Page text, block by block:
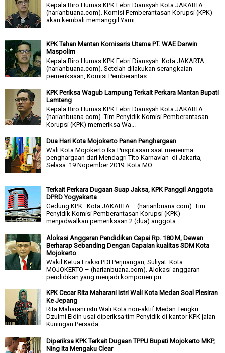
Kepala Biro Humas KPK Febri Diansyah Kota JAKARTA –
(harianbuana.com). Komisi Pemberantasan Korupsi (KPK)
akan kembali memanggil Yami...
KPK Tahan Mantan Komisaris Utama PT. WAE Darwin
Maspolim
Kepala Biro Humas KPK Febri Diansyah. Kota JAKARTA –
(harianbuana.com). Setelah dilakukan serangkaian
pemeriksaan, Komisi Pemberantas...
KPK Periksa Wagub Lampung Terkait Perkara Mantan Bupati
Lamteng
Kepala Biro Humas KPK Febri Diansyah Kota JAKARTA –
(harianbuana.com). Tim Penyidik Komisi Pemberantasan
Korupsi (KPK) memeriksa Wa...
Dua Hari Kota Mojokerto Panen Penghargaan
Wali Kota Mojokerto Ika Puspitasari saat menerima
penghargaan dari Mendagri Tito Karnavian di Jakarta,
Selasa 19 Nopember 2019. Kota MO...
Terkait Perkara Dugaan Suap Jaksa, KPK Panggil Anggota
DPRD Yogyakarta
Gedung KPK Kota JAKARTA – (harianbuana.com). Tim
Penyidik Komisi Pemberantasan Korupsi (KPK)
menjadwalkan pemeriksaan 2 (dua) anggota...
Alokasi Anggaran Pendidikan Capai Rp. 180 M, Dewan
Berharap Sebanding Dengan Capaian kualitas SDM Kota
Mojokerto
Wakil Ketua Fraksi PDI Perjuangan, Suliyat. Kota
MOJOKERTO – (harianbuana.com). Alokasi anggaran
pendidikan yang menjadi komponen pri...
KPK Cecar Rita Maharani Istri Wali Kota Medan Soal Plesiran
Ke Jepang
Rita Maharani istri Wali Kota non-aktif Medan Tengku
Dzulmi Eldin usai diperiksa tim Penyidik di kantor KPK jalan
Kuningan Persada – ...
Diperiksa KPK Terkait Dugaan TPPU Bupati Mojokerto MKP,
Ning Ita Mengaku Clear